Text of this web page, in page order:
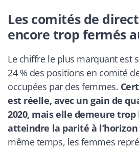
Les comités de
encore trop fermés
Le chiffre le plus marquant est
24 % des positions en comité
occupées par des femmes.
est réelle, avec un gain de
2020, mais elle demeure
atteindre la parité à l’horizon
même temps, les femmes